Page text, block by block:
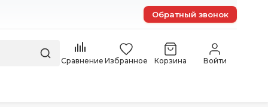
Обратный звонок
Сравнение Избранное Корзина Войти